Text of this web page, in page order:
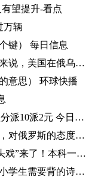
望提升-看点
万辆
键） 每日信息
美总统候选人小肯尼迪：对乌克兰人民来说，美国在俄乌中扮演的角色很糟糕
意思） 环球快播
协和电子(605258.SH)：2022年年度权益分派10派2元 今日热议
普京会是什么下场，基辛格下了新判断，对俄罗斯的态度完全变了！|全球时快讯
【天天聚看点】河南高招志愿填报 “重头戏”来了！本科一批、二批志愿30日起填报
环球最新：小学古诗哪些需要背诵的 7.小学生需要背的诗词有多少首